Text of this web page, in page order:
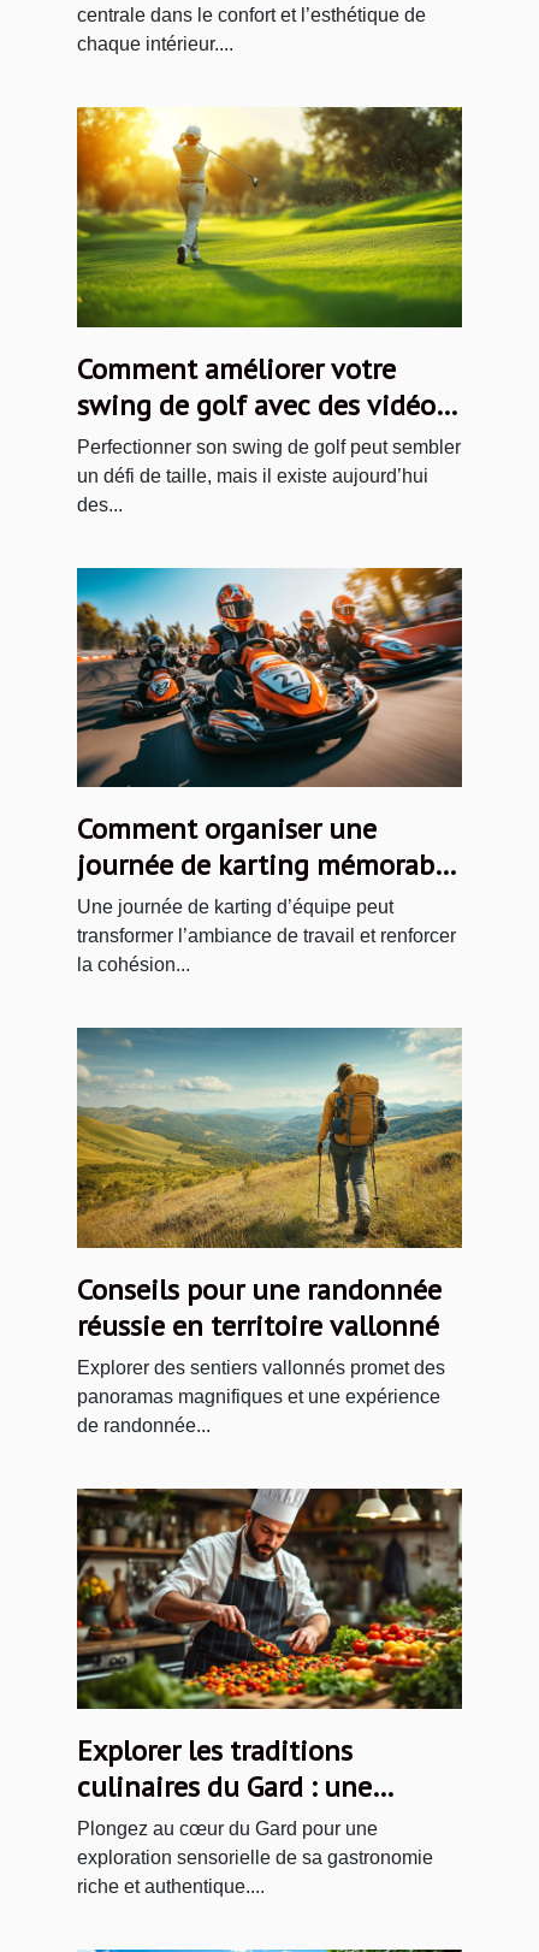
centrale dans le confort et l’esthétique de
chaque intérieur....
Comment améliorer votre
swing de golf avec des vidéos
en ligne
Perfectionner son swing de golf peut sembler
un défi de taille, mais il existe aujourd’hui
des...
Comment organiser une
journée de karting mémorable
pour votre équipe ?
Une journée de karting d’équipe peut
transformer l’ambiance de travail et renforcer
la cohésion...
Conseils pour une randonnée
réussie en territoire vallonné
Explorer des sentiers vallonnés promet des
panoramas magnifiques et une expérience
de randonnée...
Explorer les traditions
culinaires du Gard : une
immersion gourmande
Plongez au cœur du Gard pour une
exploration sensorielle de sa gastronomie
riche et authentique....